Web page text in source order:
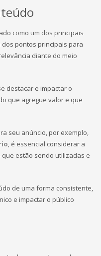
como um dos principais
pontos principais para
diante do meio
destacar e impactar o
que agregue valor e que
seu anúncio, por exemplo,
, é essencial considerar a
estão sendo utilizadas e
de uma forma consistente,
e impactar o público